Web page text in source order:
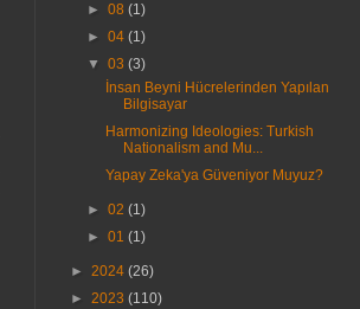
►08(1)
►04(1)
▼03(3)
İnsan Beyni Hücrelerinden Yapılan
Bilgisayar
Harmonizing Ideologies: Turkish
Nationalism and Mu...
Yapay Zeka'ya Güveniyor Muyuz?
►02(1)
►01(1)
► 2024 (26)
► 2023 (110)